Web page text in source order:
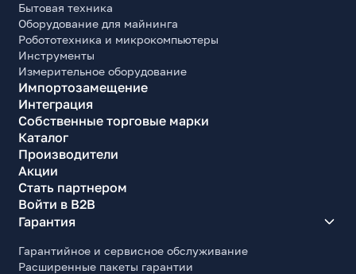
Бытовая техника
Оборудование для майнинга
Робототехника и микрокомпьютеры
Инструменты
Измерительное оборудование
Импортозамещение
Интеграция
Собственные торговые марки
Каталог
Производители
Акции
Стать партнером
Войти в B2B
Гарантия
Гарантийное и сервисное обслуживание
Расширенные пакеты гарантии